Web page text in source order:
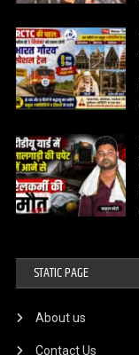
STATIC PAGE
About us
Contact Us